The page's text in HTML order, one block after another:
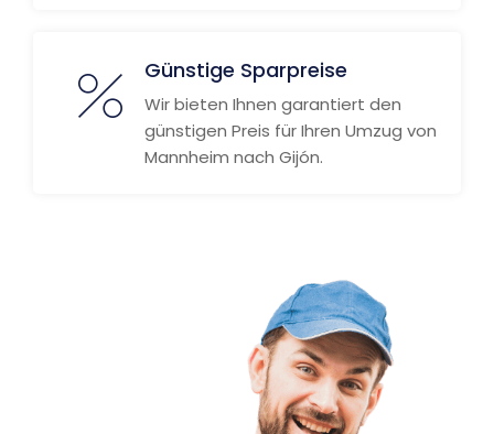
Günstige Sparpreise
Wir bieten Ihnen garantiert den
günstigen Preis für Ihren Umzug von
Mannheim nach Gijón.